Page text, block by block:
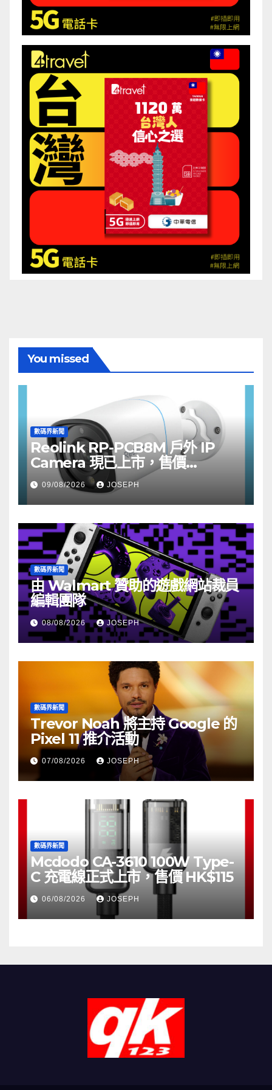
You missed
數碼界新聞
Reolink RP-PCB8M 戶外 IP
Camera 現已上市，售價
HK$722
09/08/2026 JOSEPH
數碼界新聞
由 Walmart 贊助的遊戲網站裁員
編輯團隊
08/08/2026 JOSEPH
數碼界新聞
Trevor Noah 將主持 Google 的
Pixel 11 推介活動
07/08/2026 JOSEPH
數碼界新聞
Mcdodo CA-3610 100W Type-
C 充電線正式上市，售價 HK$115
06/08/2026 JOSEPH